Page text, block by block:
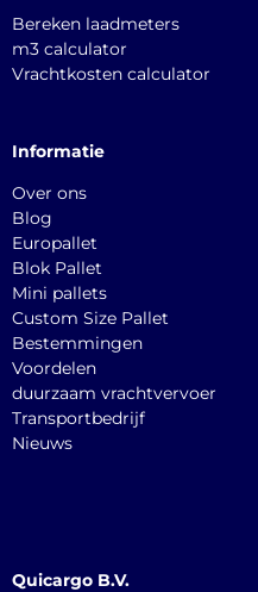
Bereken laadmeters
m3 calculator
Vrachtkosten calculator
Informatie
Over ons
Blog
Europallet
Blok Pallet
Mini pallets
Custom Size Pallet
Bestemmingen
Voordelen
duurzaam vrachtvervoer
Transportbedrijf
Nieuws
Quicargo B.V.